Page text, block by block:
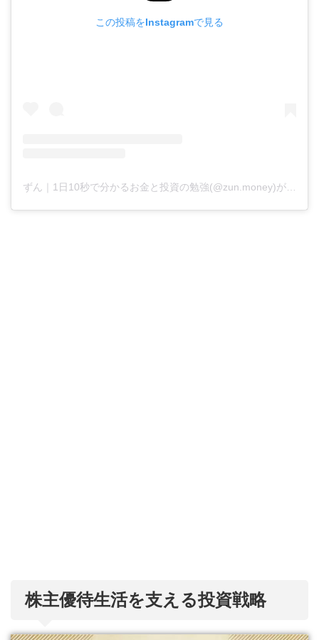
この投稿をInstagramで見る
株主優待生活を支える投資戦略